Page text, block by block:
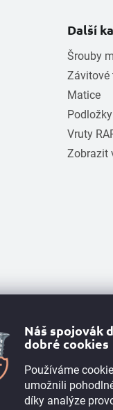
Náš spojovák
dobré cookies
Používáme
umožnili
díky analýze
Další
Šrouby
Závitové
Matice
Podložky
Vruty
Zobrazit